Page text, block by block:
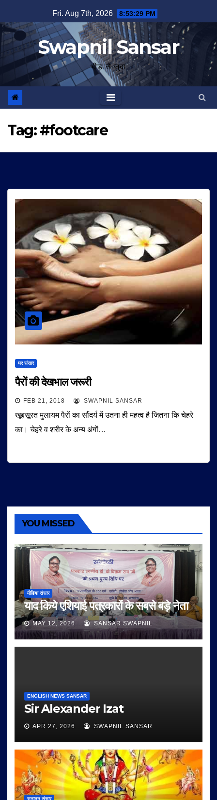
to
content
Fri. Aug 7th, 2026 8:53:30 PM
Swapnil Sansar
भीड़ से जुदा
Tag:#footcare
घर संसार
पैरों की देखभाल जरूरी
FEB 21, 2018 SWAPNIL SANSAR
खूबसूरत मुलायम पैरों का सौंदर्य में उतना ही महत्व है जितना कि चेहरे
का। चेहरे व शरीर के अन्य अंगों…
YOU MISSED
मीडिया संसार
याद किये एशियाई पत्रकारों के सबसे बड़े नेता
MAY 12, 2026 SANSAR SWAPNIL
ENGLISH NEWS SANSAR
Sir Alexander Izat
APR 27, 2026 SWAPNIL SANSAR
सनातन संसार